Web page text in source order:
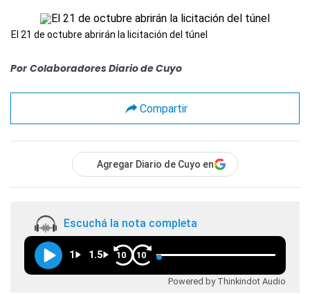
El 21 de octubre abrirán la licitación del túnel
Por Colaboradores Diario de Cuyo
Compartir
Agregar Diario de Cuyo en
Escuchá la nota completa
1 1.5 10 10
Powered by Thinkindot Audio